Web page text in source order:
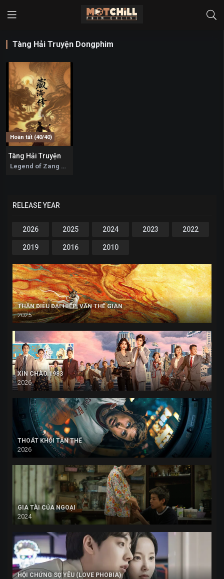
Tàng Hải Truyện Dongphim
Hoàn tất (40/40)
Tàng Hải Truyện
Legend of Zang Hai 2025
RELEASE YEAR
2026 2025 2024 2023 2022
2019 2016 2010
THẦN ĐIÊU ĐẠI HIỆP: VẤN THẾ GIAN
2025
XIN CHÀO 1983
2026
THOÁT KHỎI TẬN THẾ
2026
GIA TÀI CỦA NGOẠI
2024
HỘI CHỨNG SỢ YÊU (LOVE PHOBIA)